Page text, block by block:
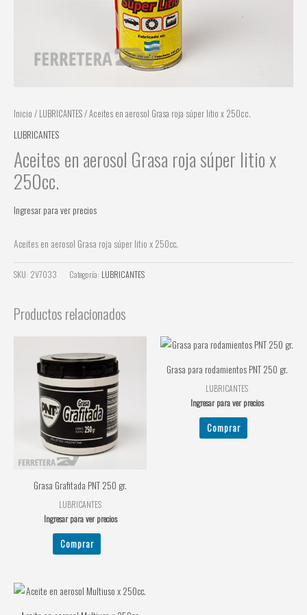
Inicio / LUBRICANTES/ Aceites en aerosol Grasa roja súper litio x 250cc.
LUBRICANTES
Aceites en aerosol Grasa roja súper litio x
250cc.
Ingresar para ver precios
Aceites en aerosol Grasa roja súper litio x 250cc.
SKU: 2V7033 Categoría: LUBRICANTES
Productos relacionados
Grasa Grafitada PNT 250 gr.
LUBRICANTES
Ingresar para ver precios
Comprar
Grasa para rodamientos PNT 250 gr.
LUBRICANTES
Ingresar para ver precios
Comprar